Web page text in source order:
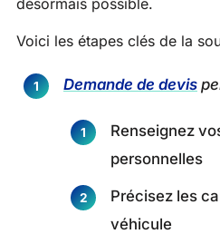
Voici les étapes clés de la
Demande de devis
Renseignez
personnelles
Précisez les
véhicule